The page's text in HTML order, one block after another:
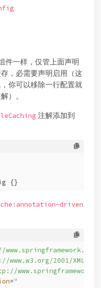
件一样，仅管上面声明
，必需要声明启用（这
你可以移除一行配置就
）。
注解添加到
{}
driven
2001/
="